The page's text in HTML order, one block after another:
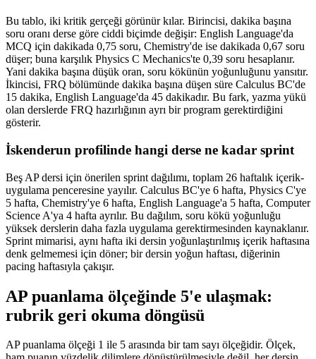
Bu tablo, iki kritik gerçeği görünür kılar. Birincisi, dakika başına
soru oranı derse göre ciddi biçimde değişir: English Language'da
MCQ için dakikada 0,75 soru, Chemistry'de ise dakikada 0,67 soru
düşer; buna karşılık Physics C Mechanics'te 0,39 soru hesaplanır.
Yani dakika başına düşük oran, soru kökünün yoğunluğunu yansıtır.
İkincisi, FRQ bölümünde dakika başına düşen süre Calculus BC'de
15 dakika, English Language'da 45 dakikadır. Bu fark, yazma yükü
olan derslerde FRQ hazırlığının ayrı bir program gerektirdiğini
gösterir.
İskenderun profilinde hangi derse ne kadar sprint
Beş AP dersi için önerilen sprint dağılımı, toplam 26 haftalık içerik-
uygulama penceresine yayılır. Calculus BC'ye 6 hafta, Physics C'ye
5 hafta, Chemistry'ye 6 hafta, English Language'a 5 hafta, Computer
Science A'ya 4 hafta ayrılır. Bu dağılım, soru kökü yoğunluğu
yüksek derslerin daha fazla uygulama gerektirmesinden kaynaklanır.
Sprint mimarisi, aynı hafta iki dersin yoğunlaştırılmış içerik haftasına
denk gelmemesi için döner; bir dersin yoğun haftası, diğerinin
pacing haftasıyla çakışır.
AP puanlama ölçeğinde 5'e ulaşmak:
rubrik geri okuma döngüsü
AP puanlama ölçeği 1 ile 5 arasında bir tam sayı ölçeğidir. Ölçek,